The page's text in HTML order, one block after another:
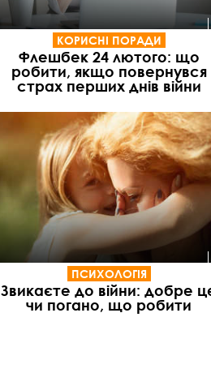
КОРИСНІ ПОРАДИ
Флешбек 24 лютого: що
робити, якщо повернувся
страх перших днів війни
ПСИХОЛОГІЯ
Звикаєте до війни: добре
чи погано, що робити